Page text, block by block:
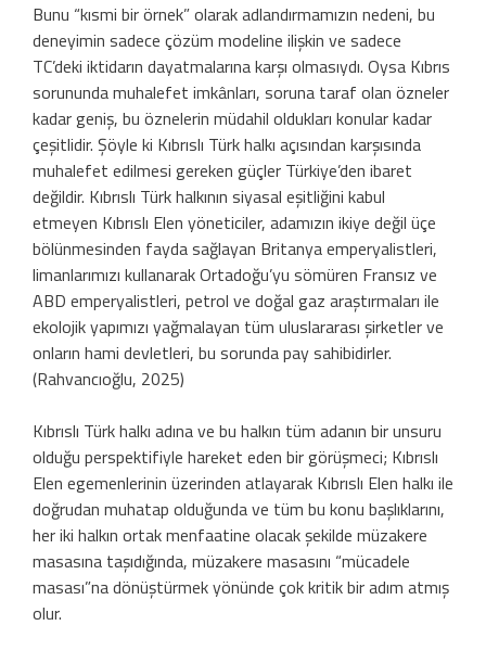
Bunu “kısmi bir örnek” olarak adlandırmamızın nedeni, bu
deneyimin sadece çözüm modeline ilişkin ve sadece
TC’deki iktidarın dayatmalarına karşı olmasıydı. Oysa Kıbrıs
sorununda muhalefet imkânları, soruna taraf olan özneler
kadar geniş, bu öznelerin müdahil oldukları konular kadar
çeşitlidir. Şöyle ki Kıbrıslı Türk halkı açısından karşısında
muhalefet edilmesi gereken güçler Türkiye’den ibaret
değildir. Kıbrıslı Türk halkının siyasal eşitliğini kabul
etmeyen Kıbrıslı Elen yöneticiler, adamızın ikiye değil üçe
bölünmesinden fayda sağlayan Britanya emperyalistleri,
limanlarımızı kullanarak Ortadoğu’yu sömüren Fransız ve
ABD emperyalistleri, petrol ve doğal gaz araştırmaları ile
ekolojik yapımızı yağmalayan tüm uluslararası şirketler ve
onların hami devletleri, bu sorunda pay sahibidirler.
(Rahvancıoğlu, 2025)
Kıbrıslı Türk halkı adına ve bu halkın tüm adanın bir unsuru
olduğu perspektifiyle hareket eden bir görüşmeci; Kıbrıslı
Elen egemenlerinin üzerinden atlayarak Kıbrıslı Elen halkı ile
doğrudan muhatap olduğunda ve tüm bu konu başlıklarını,
her iki halkın ortak menfaatine olacak şekilde müzakere
masasına taşıdığında, müzakere masasını “mücadele
masası”na dönüştürmek yönünde çok kritik bir adım atmış
olur.